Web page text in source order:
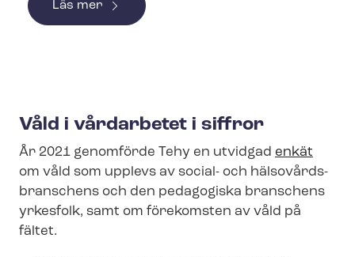
Läs mer
Våld i vårdarbetet i siffror
År 2021 genomförde Tehy en utvidgad enkät
om våld som upplevs av social- och häl­so­vårds­
bran­schens och den pedagogiska branschens
yrkesfolk, samt om förekomsten av våld på
fältet.